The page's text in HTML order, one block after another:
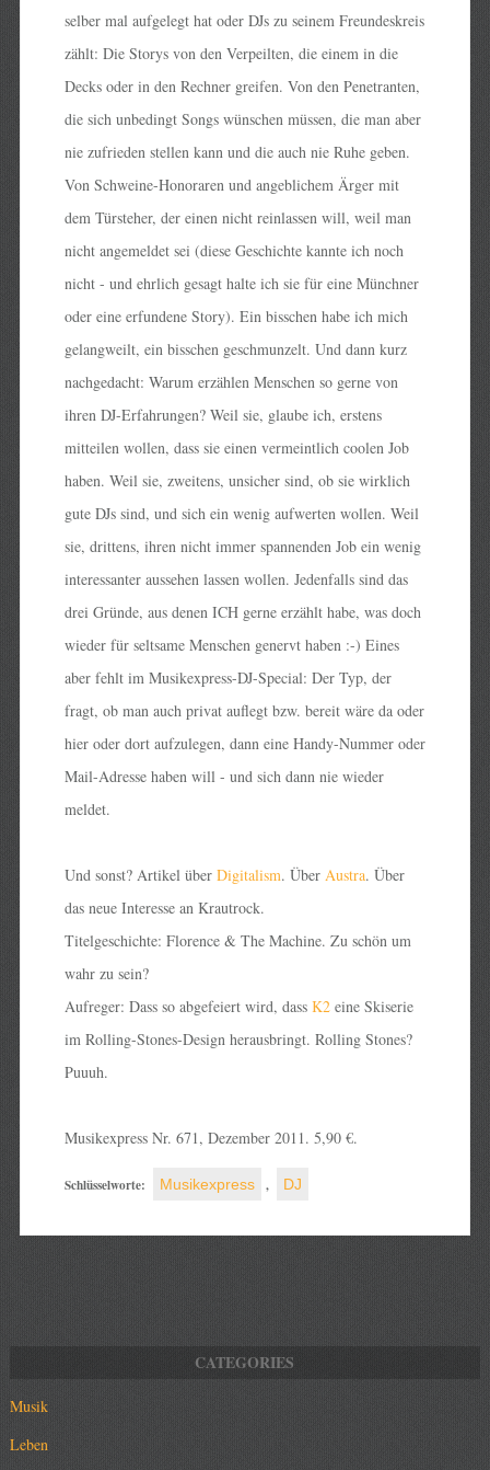
selber mal aufgelegt hat oder DJs zu seinem Freundeskreis
zählt: Die Storys von den Verpeilten, die einem in die
Decks oder in den Rechner greifen. Von den Penetranten,
die sich unbedingt Songs wünschen müssen, die man aber
nie zufrieden stellen kann und die auch nie Ruhe geben.
Von Schweine-Honoraren und angeblichem Ärger mit
dem Türsteher, der einen nicht reinlassen will, weil man
nicht angemeldet sei (diese Geschichte kannte ich noch
nicht - und ehrlich gesagt halte ich sie für eine Münchner
oder eine erfundene Story). Ein bisschen habe ich mich
gelangweilt, ein bisschen geschmunzelt. Und dann kurz
nachgedacht: Warum erzählen Menschen so gerne von
ihren DJ-Erfahrungen? Weil sie, glaube ich, erstens
mitteilen wollen, dass sie einen vermeintlich coolen Job
haben. Weil sie, zweitens, unsicher sind, ob sie wirklich
gute DJs sind, und sich ein wenig aufwerten wollen. Weil
sie, drittens, ihren nicht immer spannenden Job ein wenig
interessanter aussehen lassen wollen. Jedenfalls sind das
drei Gründe, aus denen ICH gerne erzählt habe, was doch
wieder für seltsame Menschen genervt haben :-) Eines
aber fehlt im Musikexpress-DJ-Special: Der Typ, der
fragt, ob man auch privat auflegt bzw. bereit wäre da oder
hier oder dort aufzulegen, dann eine Handy-Nummer oder
Mail-Adresse haben will - und sich dann nie wieder
meldet.
Und sonst? Artikel über Digitalism. Über Austra. Über
das neue Interesse an Krautrock.
Titelgeschichte: Florence & The Machine. Zu schön um
wahr zu sein?
Aufreger: Dass so abgefeiert wird, dass K2 eine Skiserie
im Rolling-Stones-Design herausbringt. Rolling Stones?
Puuuh.
Musikexpress Nr. 671, Dezember 2011. 5,90 €.
Schlüsselworte: Musikexpress , DJ
Musik
Leben